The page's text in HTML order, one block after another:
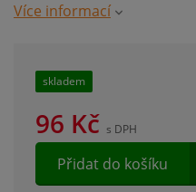
Více informací
skladem
96 Kč s DPH
Přidat do košíku